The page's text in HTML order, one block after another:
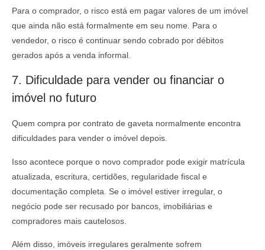
Para o comprador, o risco está em pagar valores de um imóvel
que ainda não está formalmente em seu nome. Para o
vendedor, o risco é continuar sendo cobrado por débitos
gerados após a venda informal.
7. Dificuldade para vender ou financiar o
imóvel no futuro
Quem compra por contrato de gaveta normalmente encontra
dificuldades para vender o imóvel depois.
Isso acontece porque o novo comprador pode exigir matrícula
atualizada, escritura, certidões, regularidade fiscal e
documentação completa. Se o imóvel estiver irregular, o
negócio pode ser recusado por bancos, imobiliárias e
compradores mais cautelosos.
Além disso, imóveis irregulares geralmente sofrem